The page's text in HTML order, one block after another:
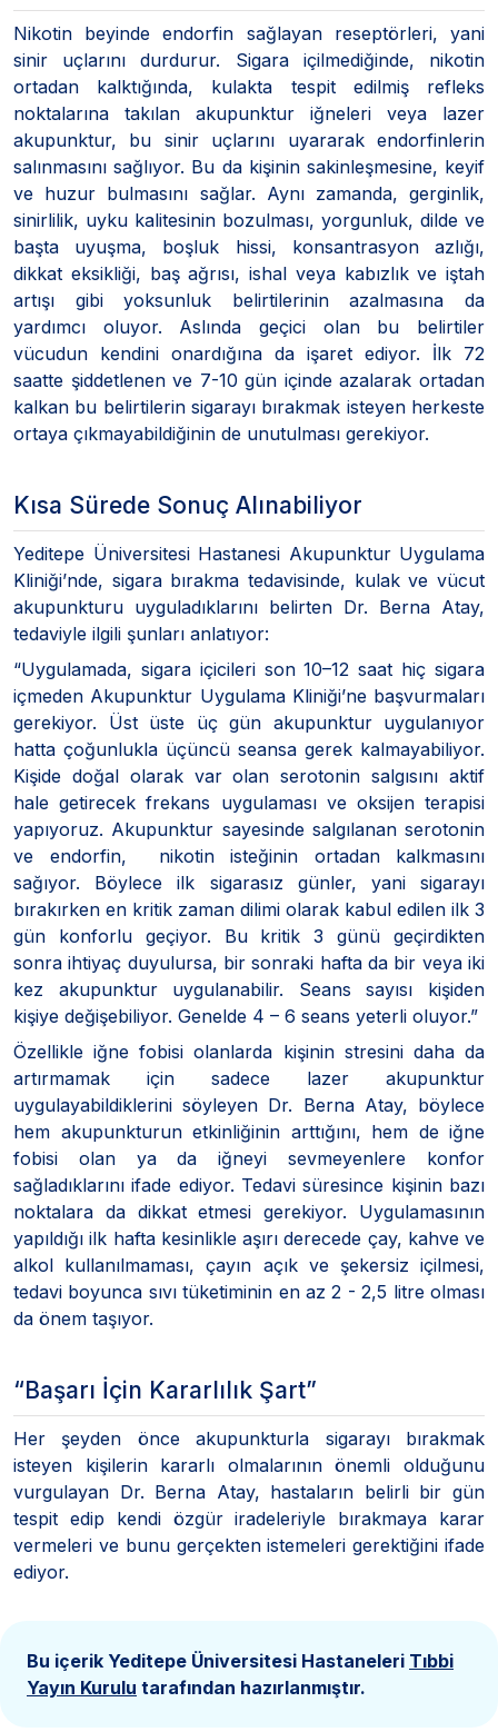
Nikotin beyinde endorfin sağlayan reseptörleri, yani
sinir uçlarını durdurur. Sigara içilmediğinde, nikotin
ortadan kalktığında, kulakta tespit edilmiş refleks
noktalarına takılan akupunktur iğneleri veya lazer
akupunktur, bu sinir uçlarını uyararak endorfinlerin
salınmasını sağlıyor. Bu da kişinin sakinleşmesine, keyif
ve huzur bulmasını sağlar. Aynı zamanda, gerginlik,
sinirlilik, uyku kalitesinin bozulması, yorgunluk, dilde ve
başta uyuşma, boşluk hissi, konsantrasyon azlığı,
dikkat eksikliği, baş ağrısı, ishal veya kabızlık ve iştah
artışı gibi yoksunluk belirtilerinin azalmasına da
yardımcı oluyor. Aslında geçici olan bu belirtiler
vücudun kendini onardığına da işaret ediyor. İlk 72
saatte şiddetlenen ve 7-10 gün içinde azalarak ortadan
kalkan bu belirtilerin sigarayı bırakmak isteyen herkeste
ortaya çıkmayabildiğinin de unutulması gerekiyor.
Kısa Sürede Sonuç Alınabiliyor
Yeditepe Üniversitesi Hastanesi Akupunktur Uygulama
Kliniği’nde, sigara bırakma tedavisinde, kulak ve vücut
akupunkturu uyguladıklarını belirten Dr. Berna Atay,
tedaviyle ilgili şunları anlatıyor:
“Uygulamada, sigara içicileri son 10–12 saat hiç sigara
içmeden Akupunktur Uygulama Kliniği’ne başvurmaları
gerekiyor. Üst üste üç gün akupunktur uygulanıyor
hatta çoğunlukla üçüncü seansa gerek kalmayabiliyor.
Kişide doğal olarak var olan serotonin salgısını aktif
hale getirecek frekans uygulaması ve oksijen terapisi
yapıyoruz. Akupunktur sayesinde salgılanan serotonin
ve endorfin, nikotin isteğinin ortadan kalkmasını
sağıyor. Böylece ilk sigarasız günler, yani sigarayı
bırakırken en kritik zaman dilimi olarak kabul edilen ilk 3
gün konforlu geçiyor. Bu kritik 3 günü geçirdikten
sonra ihtiyaç duyulursa, bir sonraki hafta da bir veya iki
kez akupunktur uygulanabilir. Seans sayısı kişiden
kişiye değişebiliyor. Genelde 4 – 6 seans yeterli oluyor.”
Özellikle iğne fobisi olanlarda kişinin stresini daha da
artırmamak için sadece lazer akupunktur
uygulayabildiklerini söyleyen Dr. Berna Atay, böylece
hem akupunkturun etkinliğinin arttığını, hem de iğne
fobisi olan ya da iğneyi sevmeyenlere konfor
sağladıklarını ifade ediyor. Tedavi süresince kişinin bazı
noktalara da dikkat etmesi gerekiyor. Uygulamasının
yapıldığı ilk hafta kesinlikle aşırı derecede çay, kahve ve
alkol kullanılmaması, çayın açık ve şekersiz içilmesi,
tedavi boyunca sıvı tüketiminin en az 2 - 2,5 litre olması
da önem taşıyor.
“Başarı İçin Kararlılık Şart”
Her şeyden önce akupunkturla sigarayı bırakmak
isteyen kişilerin kararlı olmalarının önemli olduğunu
vurgulayan Dr. Berna Atay, hastaların belirli bir gün
tespit edip kendi özgür iradeleriyle bırakmaya karar
vermeleri ve bunu gerçekten istemeleri gerektiğini ifade
ediyor.
Bu içerik Yeditepe Üniversitesi Hastaneleri Tıbbi
Yayın Kurulu tarafından hazırlanmıştır.